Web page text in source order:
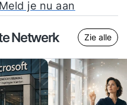
je nu aan
Netwerk Zie alle